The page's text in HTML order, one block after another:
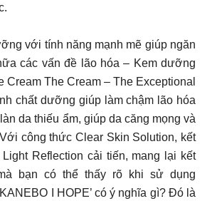
với tính năng mạnh mẽ giúp ngăn
các vấn đề lão hóa – Kem dưỡng
Cream The Cream – The Exceptional
chất dưỡng giúp làm chậm lão hóa
da thiếu ẩm, giúp da căng mọng và
công thức Clear Skin Solution, kết
Reflection cải tiến, mang lại kết
bạn có thể thấy rõ khi sử dụng
I HOPE’ có ý nghĩa gì? Đó là